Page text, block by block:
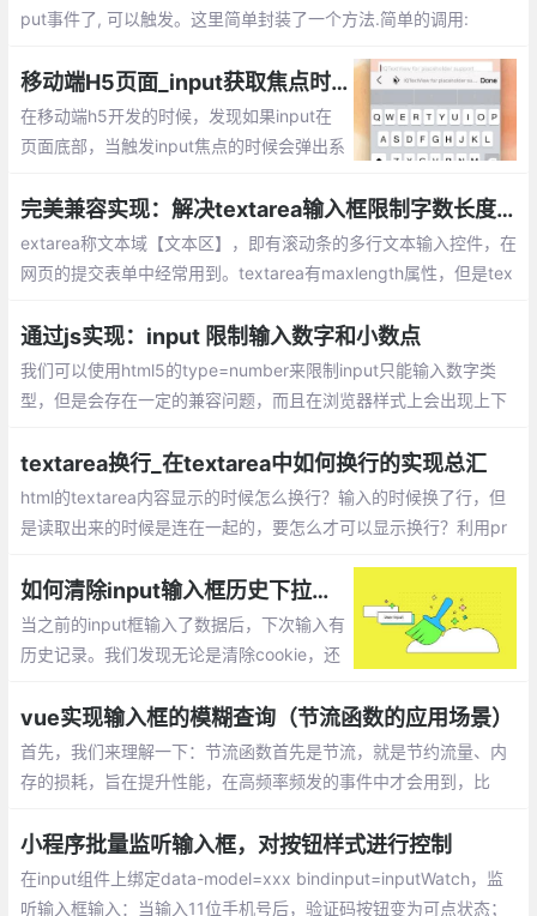
put事件了, 可以触发。这里简单封装了一个方法.简单的调用:
移动端H5页面_input获取焦点时，虚拟键盘挡住input输入框解决方法
在移动端h5开发的时候，发现如果input在
页面底部，当触发input焦点的时候会弹出系
这会很影响用户体验，于是在网上找到了如
下的解决办法
完美兼容实现：解决textarea输入框限制字数长度(带统计功能)
extarea称文本域【文本区】，即有滚动条的多行文本输入控件，在
网页的提交表单中经常用到。textarea有maxlength属性，但是tex
问题呢？
通过js实现：input 限制输入数字和小数点
我们可以使用html5的type=number来限制input只能输入数字类
型，但是会存在一定的兼容问题，而且在浏览器样式上会出现上下
来限制input的输入类型为数字和小数点的实现。
textarea换行_在textarea中如何换行的实现总汇
html的textarea内容显示的时候怎么换行？输入的时候换了行，但
是读取出来的时候是连在一起的，要怎么才可以显示换行？利用pr
rap | pre-line | pre
如何清除input输入框历史下拉数据
当之前的input框输入了数据后，下次输入有
历史记录。我们发现无论是清除cookie，还
下拉的历史记录信息。那么该如何解决该问
题呢？
vue实现输入框的模糊查询（节流函数的应用场景）
首先，我们来理解一下：节流函数首先是节流，就是节约流量、内
存的损耗，旨在提升性能，在高频率频发的事件中才会用到，比
到节流函数；输入框的模糊查询功能原理分析
小程序批量监听输入框，对按钮样式进行控制
在input组件上绑定data-model=xxx bindinput=inputWatch，监
听输入框输入：当输入11位手机号后，验证码按钮变为可点状态；